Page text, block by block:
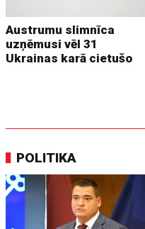
Austrumu slimnīca
uzņēmusi vēl 31
Ukrainas karā cietušo
POLITIKA